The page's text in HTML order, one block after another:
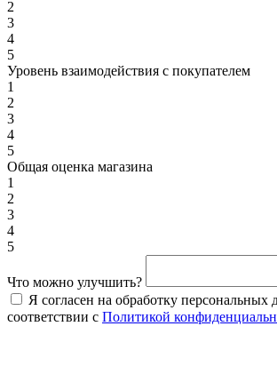
2
3
4
5
Уровень взаимодействия с покупателем
1
2
3
4
5
Общая оценка магазина
1
2
3
4
5
Что можно улучшить?
Я согласен на обработку персональных
соответствии с Политикой